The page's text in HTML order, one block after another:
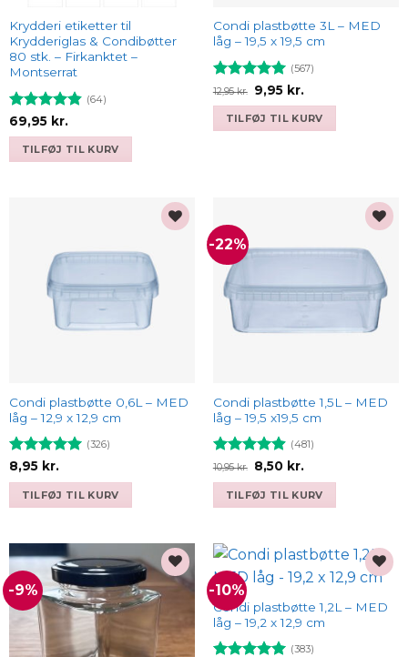
Krydderi etiketter til
Krydderiglas & Condibøtter
80 stk. – Firkanktet –
Montserrat
Vurderet
4.84ud af
(64)
69,95 kr.
TILFØJ TIL KURV
Condi plastbøtte 3L – MED
låg – 19,5 x 19,5 cm
Vurderet
4.93ud af
(567)
12,95kr.
Den
oprindelige
pris
var:
12,95 kr..
9,95 kr.Den
pris
er:
9,95 kr..
TILFØJ TIL KURV
wishlist
Condi plastbøtte 0,6L – MED
låg – 12,9 x 12,9 cm
Vurderet
4.93ud af
(326)
8,95 kr.
TILFØJ TIL KURV
-22%
wishlist
Condi plastbøtte 1,5L – MED
låg – 19,5 x19,5 cm
Vurderet
4.9ud af
(481)
10,95kr.
Den
oprindelige
pris
var:
10,95 kr..
8,50 kr.Den
pris
er:
8,50 kr..
TILFØJ TIL KURV
-9%
Add to
wishlist
-10%
wishlist
Condi plastbøtte 1,2L – MED
låg – 19,2 x 12,9 cm
(383)